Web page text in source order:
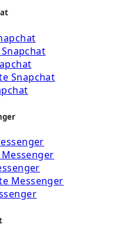
Snapchat
Messenger